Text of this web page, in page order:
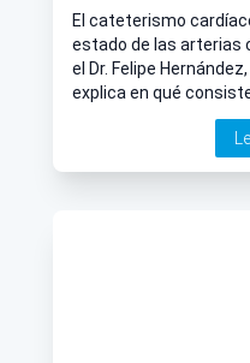
El cateterismo
estado de las arterias
el Dr. Felipe
explica en qué
es la recuperación.